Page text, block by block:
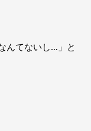
んてないし…」と